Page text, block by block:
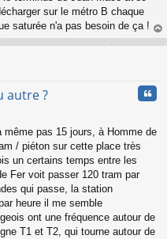
sur le métro B chaque
saturée n'a pas besoin de ça !
au
autre ?
pas 15 jours, à Homme de
/ piéton sur cette place très
un certains temps entre les
Fer voit passer 120 tram par
qui passe, la station
heure il me semble
ont une fréquence autour de
T1 et T2, qui tourne autour de